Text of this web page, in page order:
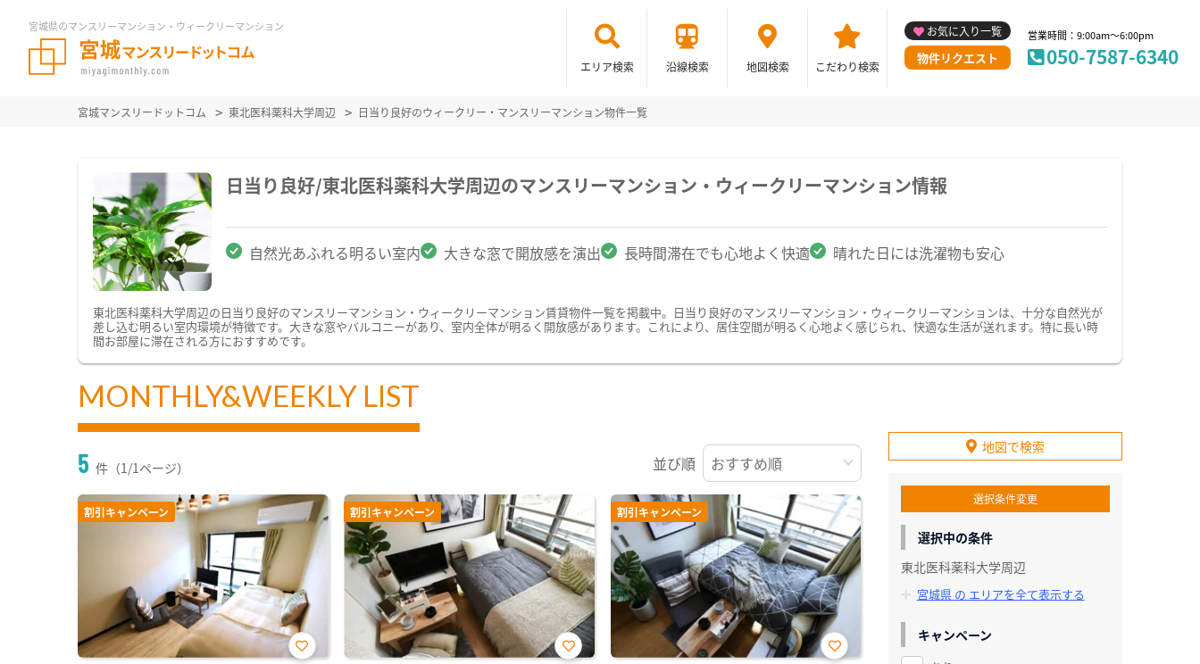
宮城県のマンスリーマンション・ウィークリーマンション
エリア検索 沿線検索 地図検索 こだわり検索
お気に入り一覧
物件リクエスト
営業時間：9:00am～6:00pm
050-7587-6340
宮城マンスリードットコム 東北医科薬科大学周辺 日当り良好のウィークリー・マンスリーマンション物件一覧
日当り良好/東北医科薬科大学周辺のマンスリーマンション・ウィークリーマンション情報
自然光あふれる明るい室内 大きな窓で開放感を演出 長時間滞在でも心地よく快適 晴れた日には洗濯物も安心
東北医科薬科大学周辺の日当り良好のマンスリーマンション・ウィークリーマンション賃貸物件一覧を掲載中。日当り良好のマンスリーマンション・ウィークリーマンションは、十分な自然光が
差し込む明るい室内環境が特徴です。大きな窓やバルコニーがあり、室内全体が明るく開放感があります。これにより、居住空間が明るく心地よく感じられ、快適な生活が送れます。特に長い時
間お部屋に滞在される方におすすめです。
MONTHLY&WEEKLY LIST
5 件（1/1ページ） 並び順
割引キャンペーン 割引キャンペーン 割引キャンペーン
地図で検索
選択条件変更
選択中の条件
東北医科薬科大学周辺
宮城県 の エリアを全て表示する
キャンペーン